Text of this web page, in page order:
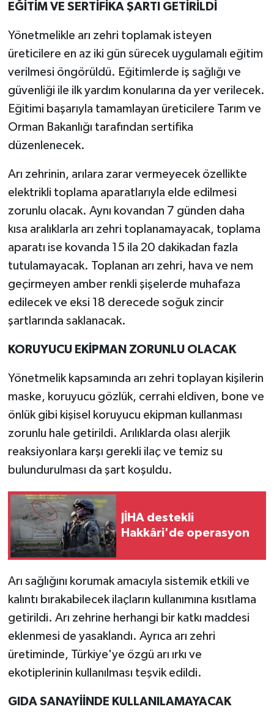
EĞİTİM VE SERTİFİKA ŞARTI GETİRİLDİ
Yönetmelikle arı zehri toplamak isteyen
üreticilere en az iki gün sürecek uygulamalı eğitim
verilmesi öngörüldü. Eğitimlerde iş sağlığı ve
güvenliği ile ilk yardım konularına da yer verilecek.
Eğitimi başarıyla tamamlayan üreticilere Tarım ve
Orman Bakanlığı tarafından sertifika
düzenlenecek.
Arı zehrinin, arılara zarar vermeyecek özellikte
elektrikli toplama aparatlarıyla elde edilmesi
zorunlu olacak. Aynı kovandan 7 günden daha
kısa aralıklarla arı zehri toplanamayacak, toplama
aparatı ise kovanda 15 ila 20 dakikadan fazla
tutulamayacak. Toplanan arı zehri, hava ve nem
geçirmeyen amber renkli şişelerde muhafaza
edilecek ve eksi 18 derecede soğuk zincir
şartlarında saklanacak.
KORUYUCU EKİPMAN ZORUNLU OLACAK
Yönetmelik kapsamında arı zehri toplayan kişilerin
maske, koruyucu gözlük, cerrahi eldiven, bone ve
önlük gibi kişisel koruyucu ekipman kullanması
zorunlu hale getirildi. Arılıklarda olası alerjik
reaksiyonlara karşı gerekli ilaç ve temiz su
bulundurulması da şart koşuldu.
JİHA destekli
Hakkâri'de operasyon
Arı sağlığını korumak amacıyla sistemik etkili ve
kalıntı bırakabilecek ilaçların kullanımına kısıtlama
getirildi. Arı zehrine herhangi bir katkı maddesi
eklenmesi de yasaklandı. Ayrıca arı zehri
üretiminde, Türkiye'ye özgü arı ırkı ve
ekotiplerinin kullanılması teşvik edildi.
GIDA SANAYİİNDE KULLANILAMAYACAK